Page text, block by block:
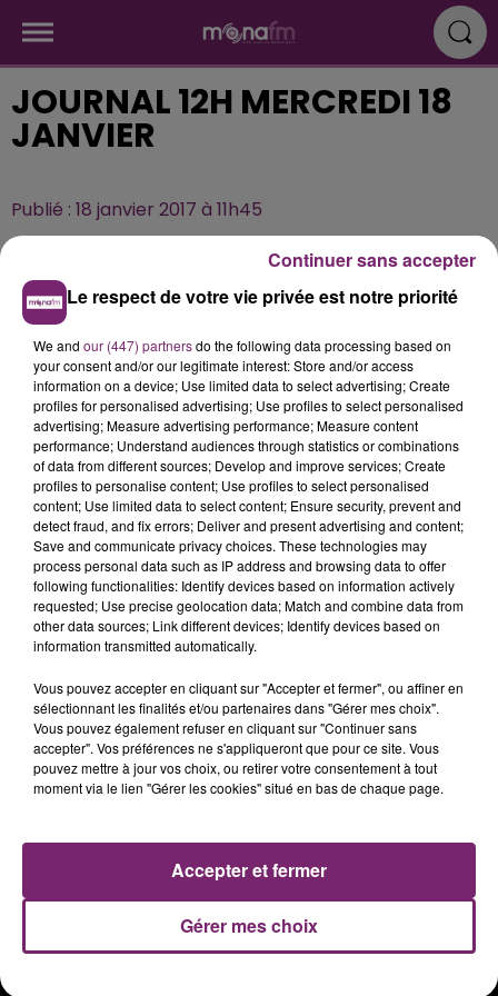
JOURNAL 12H MERCREDI 18
JANVIER
Publié : 18 janvier 2017 à 11h45
ACTUS RADIO
PODCASTS
JEUX
PHOTOS PUBLICITÉ
Plan du site
Mentions légales
Le respect de votre vie privée est notre priorité
We and our (447) partnersdo the following data processing based on
your consent and/or our legitimate interest: Store and/or access
information on a device; Use limited data to select advertising; Create
profiles for personalised advertising; Use profiles to select personalised
advertising; Measure advertising performance; Measure content
performance; Understand audiences through statistics or combinations
of data from different sources; Develop and improve services; Create
profiles to personalise content; Use profiles to select personalised
content; Use limited data to select content; Ensure security, prevent and
detect fraud, and fix errors; Deliver and present advertising and content;
Save and communicate privacy choices. These technologies may
process personal data such as IP address and browsing data to offer
following functionalities: Identify devices based on information actively
requested; Use precise geolocation data; Match and combine data from
other data sources; Link different devices; Identify devices based on
information transmitted automatically.
Vous pouvez accepter en cliquant sur "Accepter et fermer", ou affiner en
sélectionnant les finalités et/ou partenaires dans "Gérer mes choix".
Vous pouvez également refuser en cliquant sur "Continuer sans
accepter". Vos préférences ne s'appliqueront que pour ce site. Vous
pouvez mettre à jour vos choix, ou retirer votre consentement à tout
moment via le lien "Gérer les cookies" situé en bas de chaque page.
Gérer mes choix
Accepter et fermer
Continuer sans accepter